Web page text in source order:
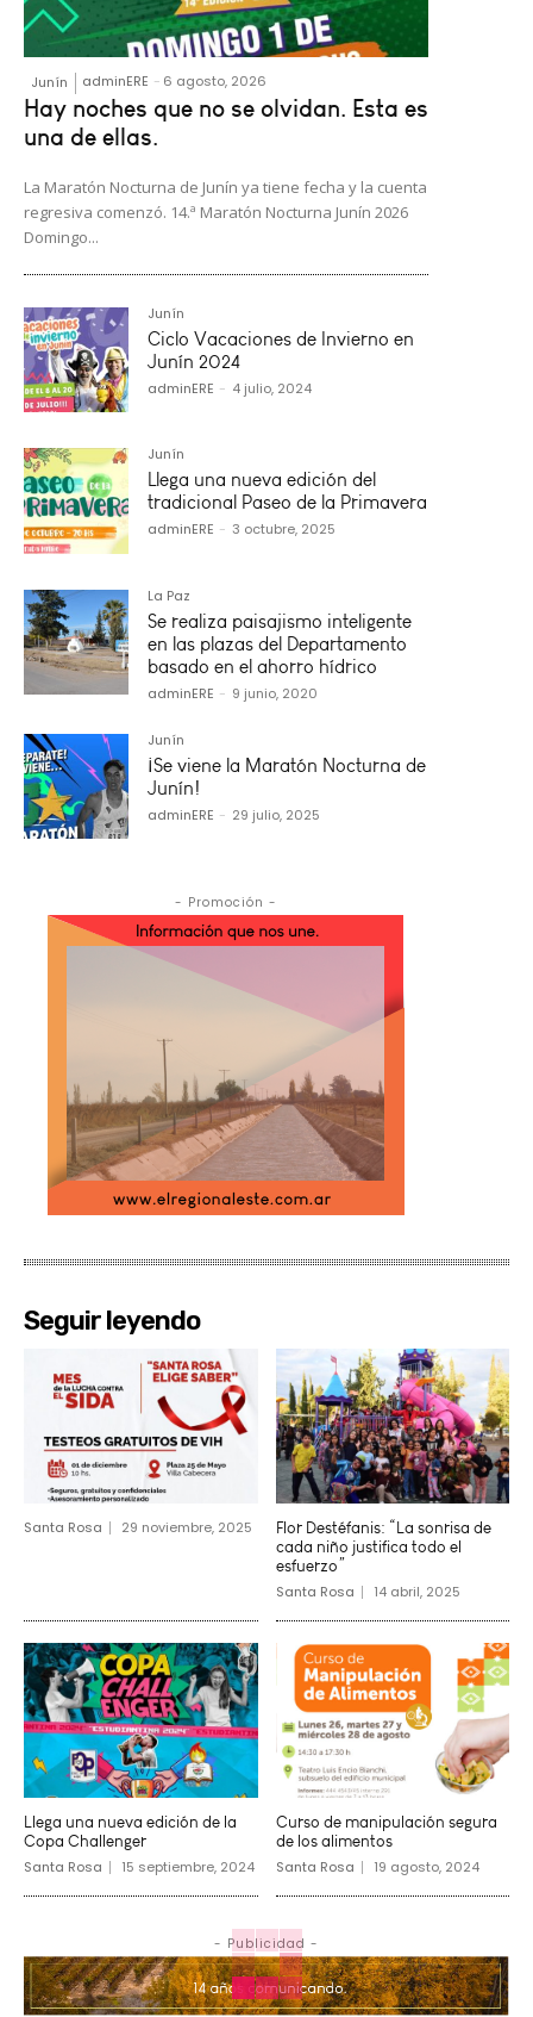
Junín adminERE - 6 agosto, 2026
Hay noches que no se olvidan. Esta es
una de ellas.
La Maratón Nocturna de Junín ya tiene fecha y la cuenta
regresiva comenzó. 14.ª Maratón Nocturna Junín 2026
Domingo...
Junín
Ciclo Vacaciones de Invierno en
Junín 2024
adminERE - 4 julio, 2024
Junín
Llega una nueva edición del
tradicional Paseo de la Primavera
adminERE - 3 octubre, 2025
La Paz
Se realiza paisajismo inteligente
en las plazas del Departamento
basado en el ahorro hídrico
adminERE - 9 junio, 2020
Junín
¡Se viene la Maratón Nocturna de
Junín!
adminERE - 29 julio, 2025
- Promoción -
Seguir leyendo
Santa Rosa 29 noviembre, 2025
Flor Destéfanis: “La sonrisa de
cada niño justifica todo el
esfuerzo”
Santa Rosa 14 abril, 2025
Llega una nueva edición de la
Copa Challenger
Santa Rosa 15 septiembre, 2024
Curso de manipulación segura
de los alimentos
Santa Rosa 19 agosto, 2024
- Publicidad -